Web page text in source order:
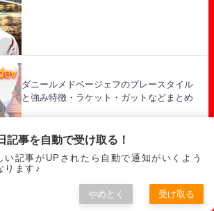
ダニールメドベージェフのプレースタイル
と強み特徴・ラケット・ガットなどまとめ
【クレバーな技巧派テニス】セバスチャン
記事を自動で受け取る！
い記事がUPされたら自動で通知がいくよう
ります♪
やめとく 受け取る